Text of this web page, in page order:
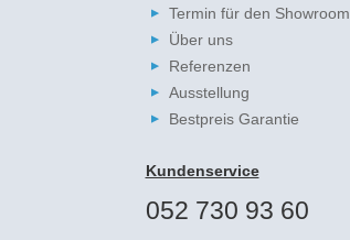
Termin für den Showroom
Über uns
Referenzen
Ausstellung
Bestpreis Garantie
Kundenservice
052 730 93 60